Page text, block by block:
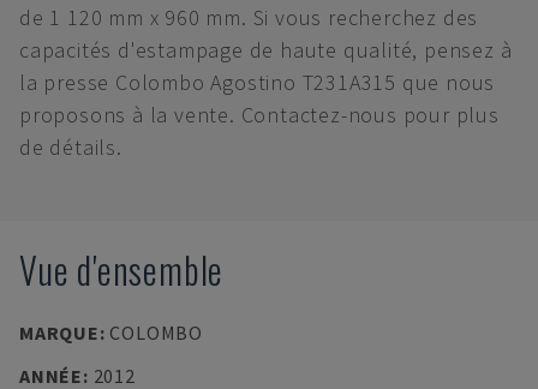
de 1 120 mm x 960 mm. Si vous recherchez des
capacités d'estampage de haute qualité, pensez à
la presse Colombo Agostino T231A315 que nous
proposons à la vente. Contactez-nous pour plus
de détails.
Vue d'ensemble
MARQUE: COLOMBO
ANNÉE: 2012